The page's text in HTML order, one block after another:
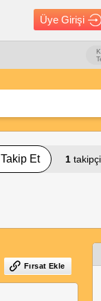
Üye Girişi
Takip Et 1 takipçi
Fırsat Ekle